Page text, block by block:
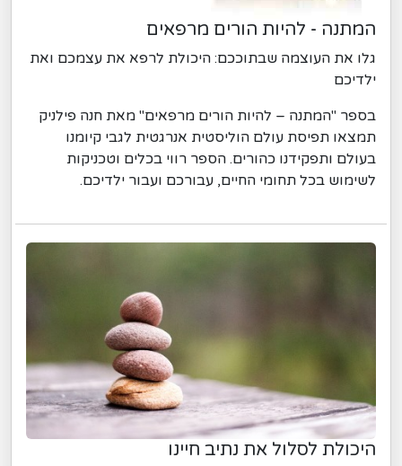
המתנה - להיות הורים מרפאים
גלו את העוצמה שבתוככם: היכולת לרפא את עצמכם ואת
ילדיכם
בספר "המתנה – להיות הורים מרפאים" מאת חנה פילניק
תמצאו תפיסת עולם הוליסטית אנרגטית לגבי קיומנו
בעולם ותפקידנו כהורים. הספר רווי בכלים וטכניקות
לשימוש בכל תחומי החיים, עבורכם ועבור ילדיכם.
היכולת לסלול את נתיב חיינו